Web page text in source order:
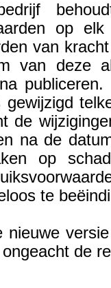
op
van
van deze
gewijzigd
de
na de
op
te
nieuwe
de